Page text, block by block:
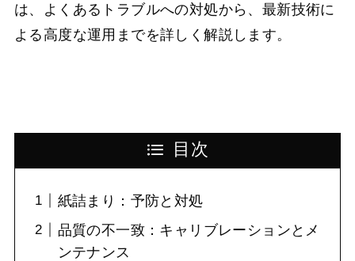
は、よくあるトラブルへの対処から、最新技術に
よる高度な運用までを詳しく解説します。
目次
紙詰まり：予防と対処
品質の不一致：キャリブレーションとメ
ンテナンス